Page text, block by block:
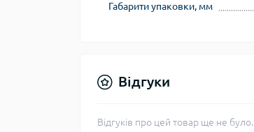
Габарити упаковки, мм
Відгуки
Відгуків про цей товар ще не було.